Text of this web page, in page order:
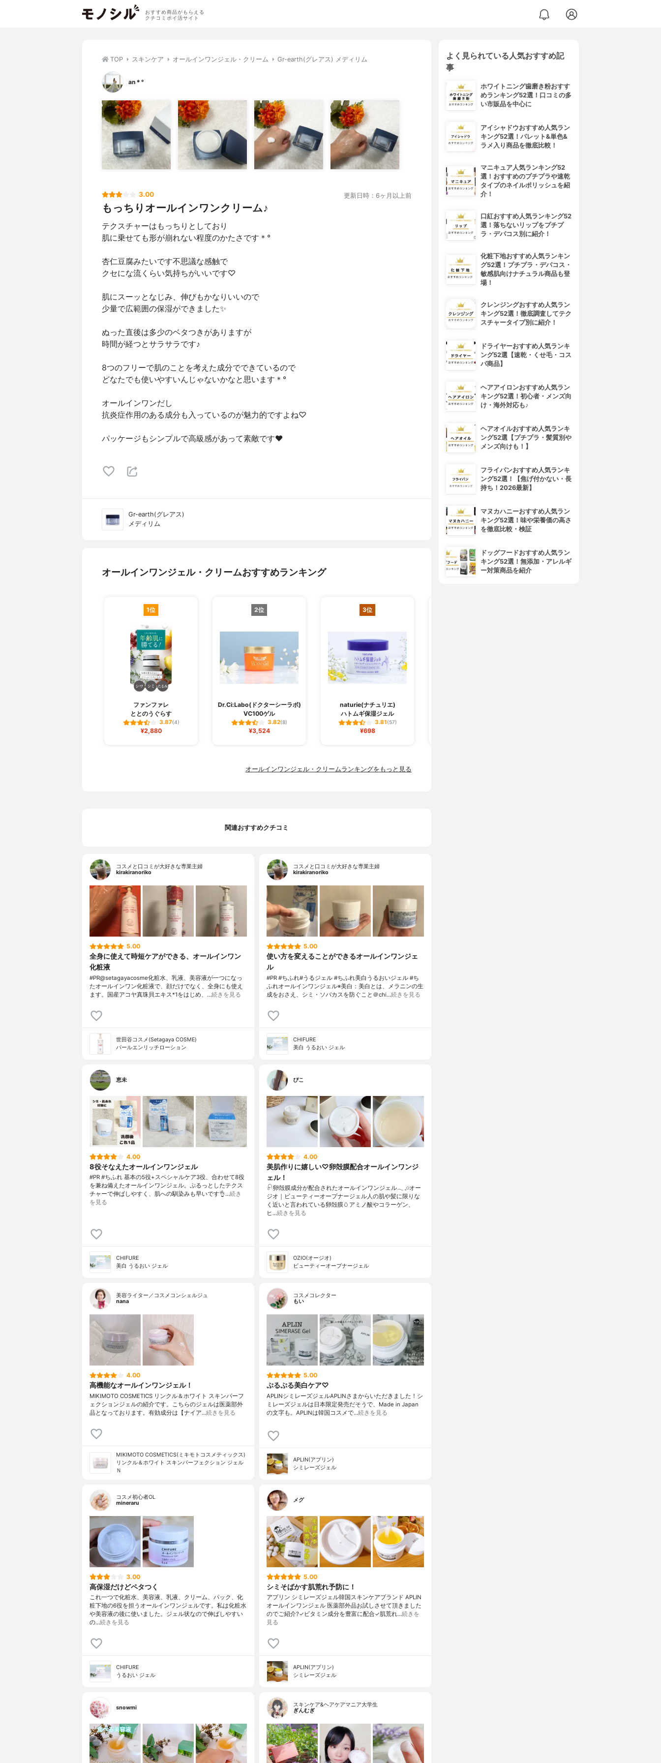
おすすめ商品がもらえる
クチコミポイ活サイト
TOP スキンケア オールインワンジェル・クリーム Gr-earth(グレアス) メディリム
an＊°
3.00 更新日時：6ヶ月以上前
もっちりオールインワンクリーム♪
テクスチャーはもっちりとしており
肌に乗せても形が崩れない程度のかたさです＊°
杏仁豆腐みたいです不思議な感触で
クセにな流くらい気持ちがいいです♡
肌にスーッとなじみ、伸びもかなりいいので
少量で広範囲の保湿ができました✨
ぬった直後は多少のベタつきがありますが
時間が経つとサラサラです♪
8つのフリーで肌のことを考えた成分でできているので
どなたでも使いやすいんじゃないかなと思います＊°
オールインワンだし
抗炎症作用のある成分も入っているのが魅力的ですよね♡
パッケージもシンプルで高級感があって素敵です❤︎
Gr-earth(グレアス)
メディリム
オールインワンジェル・クリームおすすめランキング
1位
ファンファレ
ととのうぐらす
3.87(4)
¥2,880
2位
Dr.Ci:Labo(ドクターシーラボ)
VC100ゲル
3.82(8)
¥3,524
3位
naturie(ナチュリエ)
ハトムギ保湿ジェル
3.81(57)
¥698
オールインワンジェル・クリームランキングをもっと見る
関連おすすめクチコミ
コスメと口コミが大好きな専業主婦
kirakiranoriko
5.00
全身に使えて時短ケアができる、オールインワン
化粧液
#PR@setagayacosme化粧水、乳液、美容液が一つになっ
たオールインワン化粧液で、顔だけでなく、全身にも使え
ます。国産アコヤ真珠貝エキス*1をはじめ、…続きを見る
世田谷コスメ(Setagaya COSME)
パールエンリッチローション
コスメと口コミが大好きな専業主婦
kirakiranoriko
5.00
使い方を変えることができるオールインワンジェ
ル
#PR #ちふれ#うるジェル #ちふれ美白うるおいジェル #ち
ふれオールインワンジェル※美白：美白とは、メラニンの生
成をおさえ、シミ・ソバカスを防ぐこと＠chi…続きを見る
CHIFURE
美白 うるおい ジェル
恵未
4.00
8役そなえたオールインワンジェル
#PR #ちふれ 基本の5役+スペシャルケア3役、合わせて8役
を兼ね備えたオールインワンジェル。ぷるっとしたテクス
チャーで伸ばしやすく、肌への馴染みも早いです👌…続き
を見る
CHIFURE
美白 うるおい ジェル
ぴこ
4.00
美肌作りに嬉しい♡卵殻膜配合オールインワンジ
ェル！
𓍯卵殻膜成分が配合されたオールインワンジェル𓂃 𓈒𓏸オー
ジオ｜ビューティーオープナージェル人の肌や髪に限りな
く近いと言われている卵殻膜🥚アミノ酸やコラーゲン、
ヒ…続きを見る
OZIO(オージオ)
ビューティーオープナージェル
美容ライター／コスメコンシェルジュ
nana
4.00
高機能なオールインワンジェル！
MIKIMOTO COSMETICS リンクル＆ホワイト スキンパーフ
ェクションジェルの紹介です。こちらのジェルは医薬部外
品となっております。有効成分は【ナイア…続きを見る
MIKIMOTO COSMETICS(ミキモトコスメティックス)
リンクル＆ホワイト スキンパーフェクション ジェル
Ｎ
コスメコレクター
もい
5.00
ぷるぷる美白ケア♡
APLINシミレーズジェルAPLINさまからいただきました！シ
ミレーズジェルは日本限定発売だそうで、Made in Japan
の文字も。APLINは韓国コスメで…続きを見る
APLIN(アプリン)
シミレーズジェル
コスメ初心者OL
mineraru
3.00
高保湿だけどペタつく
これ一つで化粧水、美容液、乳液、クリーム、パック、化
粧下地の6役を担うオールインワンジェルです。私は化粧水
や美容液の後に使いました。ジェル状なので伸ばしやすい
の…続きを見る
CHIFURE
うるおい ジェル
メグ
5.00
シミそばかす肌荒れ予防に！
アプリン シミレーズジェル韓国スキンケアブランド APLIN
オールインワンジェル 医薬部外品お試しさせて頂きました
のでご紹介?✓ビタミン成分を豊富に配合✓肌荒れ…続きを
見る
APLIN(アプリン)
シミレーズジェル
snowmi
スキンケア&ヘアケアマニア大学生
ぎんむぎ
よく見られている人気おすすめ記
事
ホワイトニング歯磨き粉おすす
めランキング52選！口コミの多
い市販品を中心に
アイシャドウおすすめ人気ラン
キング52選！パレット&単色&
ラメ入り商品を徹底比較！
マニキュア人気ランキング52
選！おすすめのプチプラや速乾
タイプのネイルポリッシュを紹
介！
口紅おすすめ人気ランキング52
選！落ちないリップをプチプ
ラ・デパコス別に紹介！
化粧下地おすすめ人気ランキン
グ52選！プチプラ・デパコス・
敏感肌向けナチュラル商品も登
場！
クレンジングおすすめ人気ラン
キング52選！徹底調査してテク
スチャータイプ別に紹介！
ドライヤーおすすめ人気ランキ
ング52選【速乾・くせ毛・コス
パ商品】
ヘアアイロンおすすめ人気ラン
キング52選！初心者・メンズ向
け・海外対応も♪
ヘアオイルおすすめ人気ランキ
ング52選【プチプラ・髪質別や
メンズ向けも！】
フライパンおすすめ人気ランキ
ング52選！【焦げ付かない・長
持ち！2026最新】
マヌカハニーおすすめ人気ラン
キング52選！味や栄養価の高さ
を徹底比較・検証
ドッグフードおすすめ人気ラン
キング52選！無添加・アレルギ
ー対策商品を紹介